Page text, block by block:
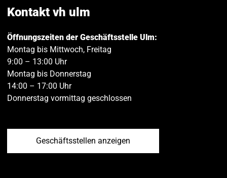
Kontakt vh ulm
Öffnungszeiten der Geschäftsstelle Ulm:
Montag bis Mittwoch, Freitag
9:00 – 13:00 Uhr
Montag bis Donnerstag
14:00 – 17:00 Uhr
Donnerstag vormittag geschlossen
Geschäftsstellen anzeigen